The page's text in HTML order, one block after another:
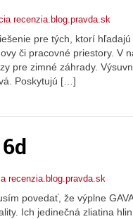
recenzia.blog.pravda.sk
pre tých, ktorí
či pracovné priestory. V
pre zimné záhrady.
Poskytujú […]
recenzia.blog.pravda.sk
povedať, že výplne
Ich jedinečná zliatina